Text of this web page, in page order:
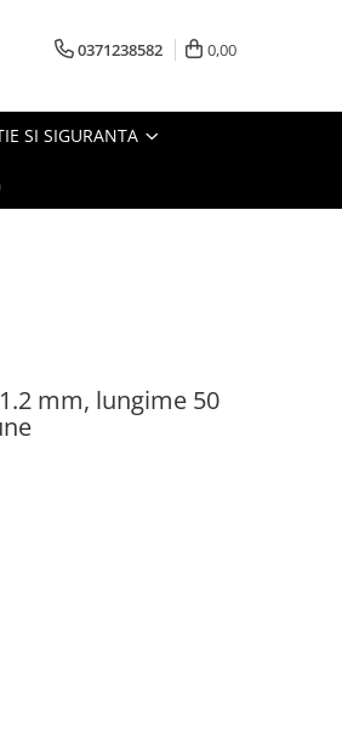
0371238582 0,00
SI SIGURANTA
mm, lungime 50